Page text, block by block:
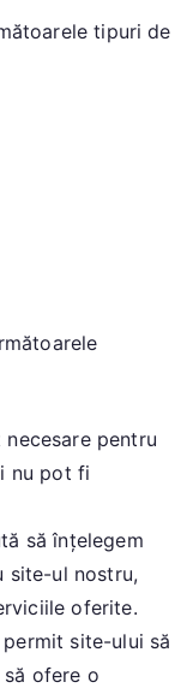
tipuri de
pentru
nu pot fi
să înțelegem
site-ul nostru,
oferite.
site-ului să
ofere o